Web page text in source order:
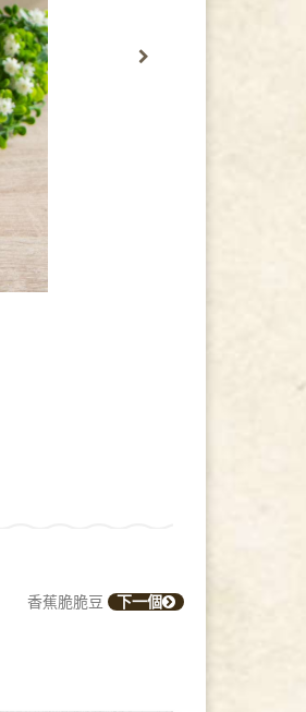
香蕉脆脆豆 下一個